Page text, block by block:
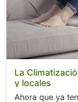
La
y locales
Ahora que ya